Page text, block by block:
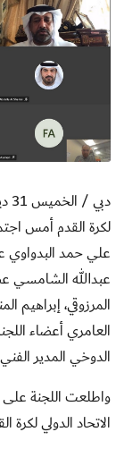
لكرة القدم أمس
علي حمد البدواوي
عبدالله الشامسي
المرزوقي،
العامري أعضاء
الدوخي المدير
الاتحاد الدولي